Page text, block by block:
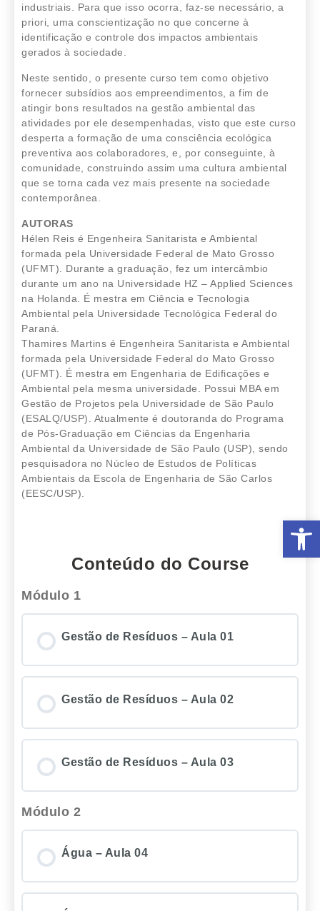
Abrir
industriais. Para que isso ocorra, faz-se necessário, a
priori, uma conscientização no que concerne à
identificação e controle dos impactos ambientais
gerados à sociedade.
Neste sentido, o presente curso tem como objetivo
fornecer subsídios aos empreendimentos, a fim de
atingir bons resultados na gestão ambiental das
atividades por ele desempenhadas, visto que este curso
desperta a formação de uma consciência ecológica
preventiva aos colaboradores, e, por conseguinte, à
comunidade, construindo assim uma cultura ambiental
que se torna cada vez mais presente na sociedade
contemporânea.
AUTORAS
Hélen Reis é Engenheira Sanitarista e Ambiental
formada pela Universidade Federal de Mato Grosso
(UFMT). Durante a graduação, fez um intercâmbio
durante um ano na Universidade HZ – Applied Sciences
na Holanda. É mestra em Ciência e Tecnologia
Ambiental pela Universidade Tecnológica Federal do
Paraná.
Thamires Martins é Engenheira Sanitarista e Ambiental
formada pela Universidade Federal do Mato Grosso
(UFMT). É mestra em Engenharia de Edificações e
Ambiental pela mesma universidade. Possui MBA em
Gestão de Projetos pela Universidade de São Paulo
(ESALQ/USP). Atualmente é doutoranda do Programa
de Pós-Graduação em Ciências da Engenharia
Ambiental da Universidade de São Paulo (USP), sendo
pesquisadora no Núcleo de Estudos de Políticas
Ambientais da Escola de Engenharia de São Carlos
(EESC/USP).
Conteúdo do Course
Módulo 1
Gestão de Resíduos – Aula 01
Gestão de Resíduos – Aula 02
Gestão de Resíduos – Aula 03
Módulo 2
Água – Aula 04